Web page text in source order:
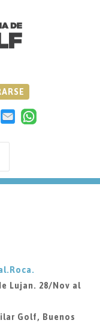
Lujan. 28/Nov al
Golf, Buenos